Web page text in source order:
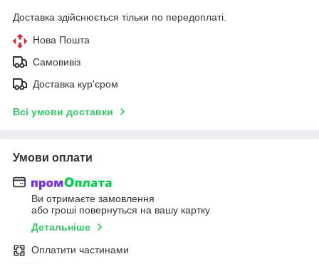
Доставка здійснюється тільки по передоплаті.
Нова Пошта
Самовивіз
Доставка кур'єром
Всі умови доставки
Умови оплати
Ви отримаєте замовлення
або гроші повернуться на вашу картку
Детальніше
Оплатити частинами